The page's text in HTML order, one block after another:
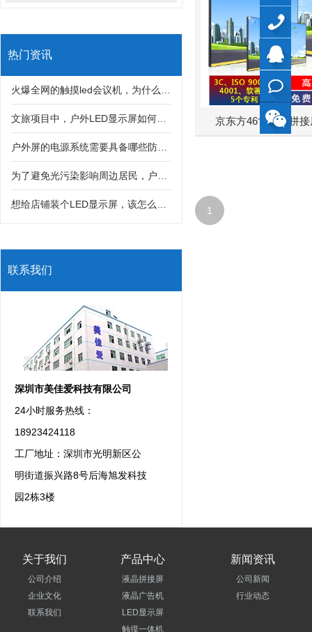
热门资讯
联系我们
深圳市美佳爱科技有限公司
24小时服务热线：
18923424118
工厂地址：深圳市光明新区公
明街道振兴路8号后海旭发科技
园2栋3楼
京东方46寸液晶拼
1
关于我们
公司介绍
企业文化
联系我们
产品中心
液晶拼接屏
液晶广告机
LED显示屏
触摸一体机
新闻资讯
公司新闻
行业动态
QQ
在线